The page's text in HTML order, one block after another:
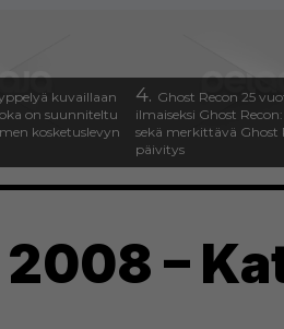
kuvaillaan
on suunniteltu
kosketuslevyn
4. Ghost Recon 25
ilmaiseksi Ghost
sekä merkittävä Ghost
päivitys
–